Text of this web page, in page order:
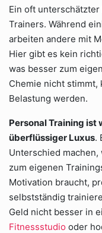
Ein oft
Trainers. Während
arbeiten andere mit
Hier gibt es kein
was besser zum
Chemie nicht stimmt,
Belastung werden.
Personal Training ist
überflüssiger Luxus.
Unterschied
zum eigenen
Motivation braucht,
selbstständig
Geld nicht besser in
Fitnessstudio oder